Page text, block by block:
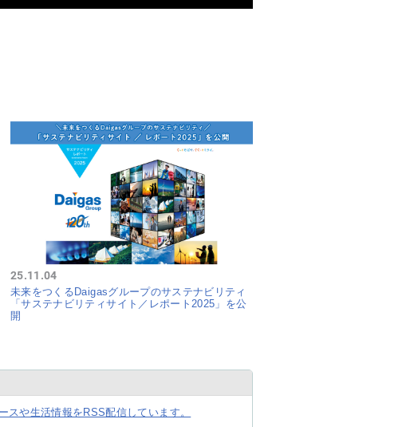
25.11.04
未来をつくるDaigasグループのサステナビリティ
「サステナビリティサイト／レポート2025」を公
開
スや生活情報をRSS配信しています。